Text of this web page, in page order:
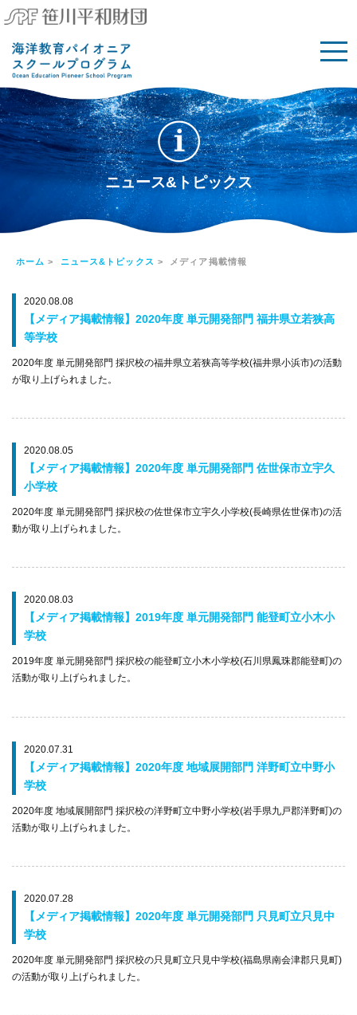
ニュース&トピックス
ホーム > ニュース&トピックス > メディア掲載情報
2020.08.08
【メディア掲載情報】2020年度 単元開発部門 福井県立若狭高
等学校
2020年度 単元開発部門 採択校の福井県立若狭高等学校(福井県小浜市)の活動
が取り上げられました。
2020.08.05
【メディア掲載情報】2020年度 単元開発部門 佐世保市立宇久
小学校
2020年度 単元開発部門 採択校の佐世保市立宇久小学校(長崎県佐世保市)の活
動が取り上げられました。
2020.08.03
【メディア掲載情報】2019年度 単元開発部門 能登町立小木小
学校
2019年度 単元開発部門 採択校の能登町立小木小学校(石川県鳳珠郡能登町)の
活動が取り上げられました。
2020.07.31
【メディア掲載情報】2020年度 地域展開部門 洋野町立中野小
学校
2020年度 地域展開部門 採択校の洋野町立中野小学校(岩手県九戸郡洋野町)の
活動が取り上げられました。
2020.07.28
【メディア掲載情報】2020年度 単元開発部門 只見町立只見中
学校
2020年度 単元開発部門 採択校の只見町立只見中学校(福島県南会津郡只見町)
の活動が取り上げられました。